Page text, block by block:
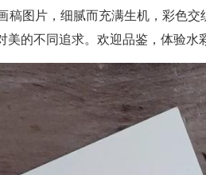
图片，细腻而充满生机，彩色
的不同追求。欢迎品鉴，体验水